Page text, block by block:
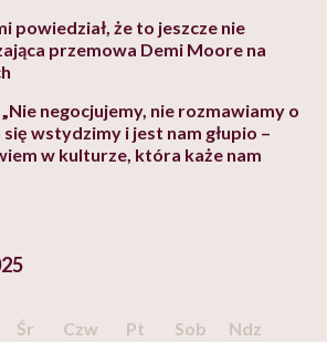
powiedział, że to jeszcze nie
przemowa Demi Moore na
negocjujemy, nie rozmawiamy o
wstydzimy i jest nam głupio –
w kulturze, która każe nam
Śr Czw Pt Sob
Ndz